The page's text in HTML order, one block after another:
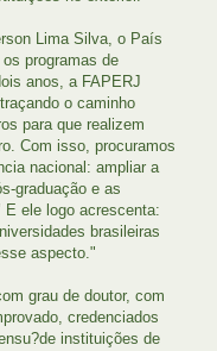
Lima Silva, o País
programas de
anos, a FAPERJ
o caminho
para que realizem
Com isso, procuramos
nacional: ampliar a
graduação e as
ele logo acrescenta:
brasileiras
aspecto."
grau de doutor, com
credenciados
instituições de